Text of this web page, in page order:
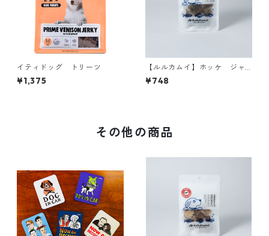
イティドッグ トリーツ
¥1,375
【ルルカムイ】ホッケ ジャ
ーキー 30ｇ
¥748
その他の商品